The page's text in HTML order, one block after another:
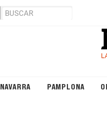
NAVARRA PAMPLONA